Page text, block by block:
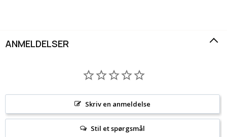
ANMELDELSER
Skriv en anmeldelse
Stil et spørgsmål